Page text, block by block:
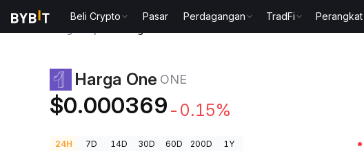
Beli Crypto Pasar Perdagangan TradFi Perangkat
Harga One ONE
$0.000369 -0.15%
24H 7D 14D 30D 60D 200D 1Y